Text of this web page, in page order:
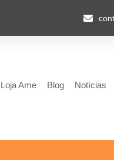
Loja Ame Blog Notícias